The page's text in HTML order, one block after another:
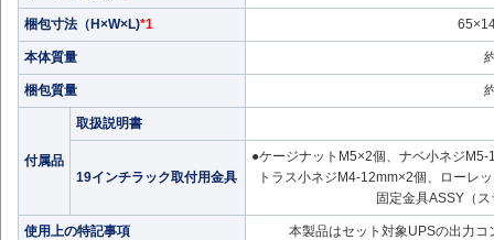
梱包寸法（H×W×L)*1
本体質量
梱包質量
付属品
取扱説明書
19インチラック取付用金具
●ケージナットM5×2個、ナベ小ネジ
トラス小ネジM4-12mm×2個、ローレ
固定金具ASSY（
使用上の特記事項 本製品はセット対象UPSの出力